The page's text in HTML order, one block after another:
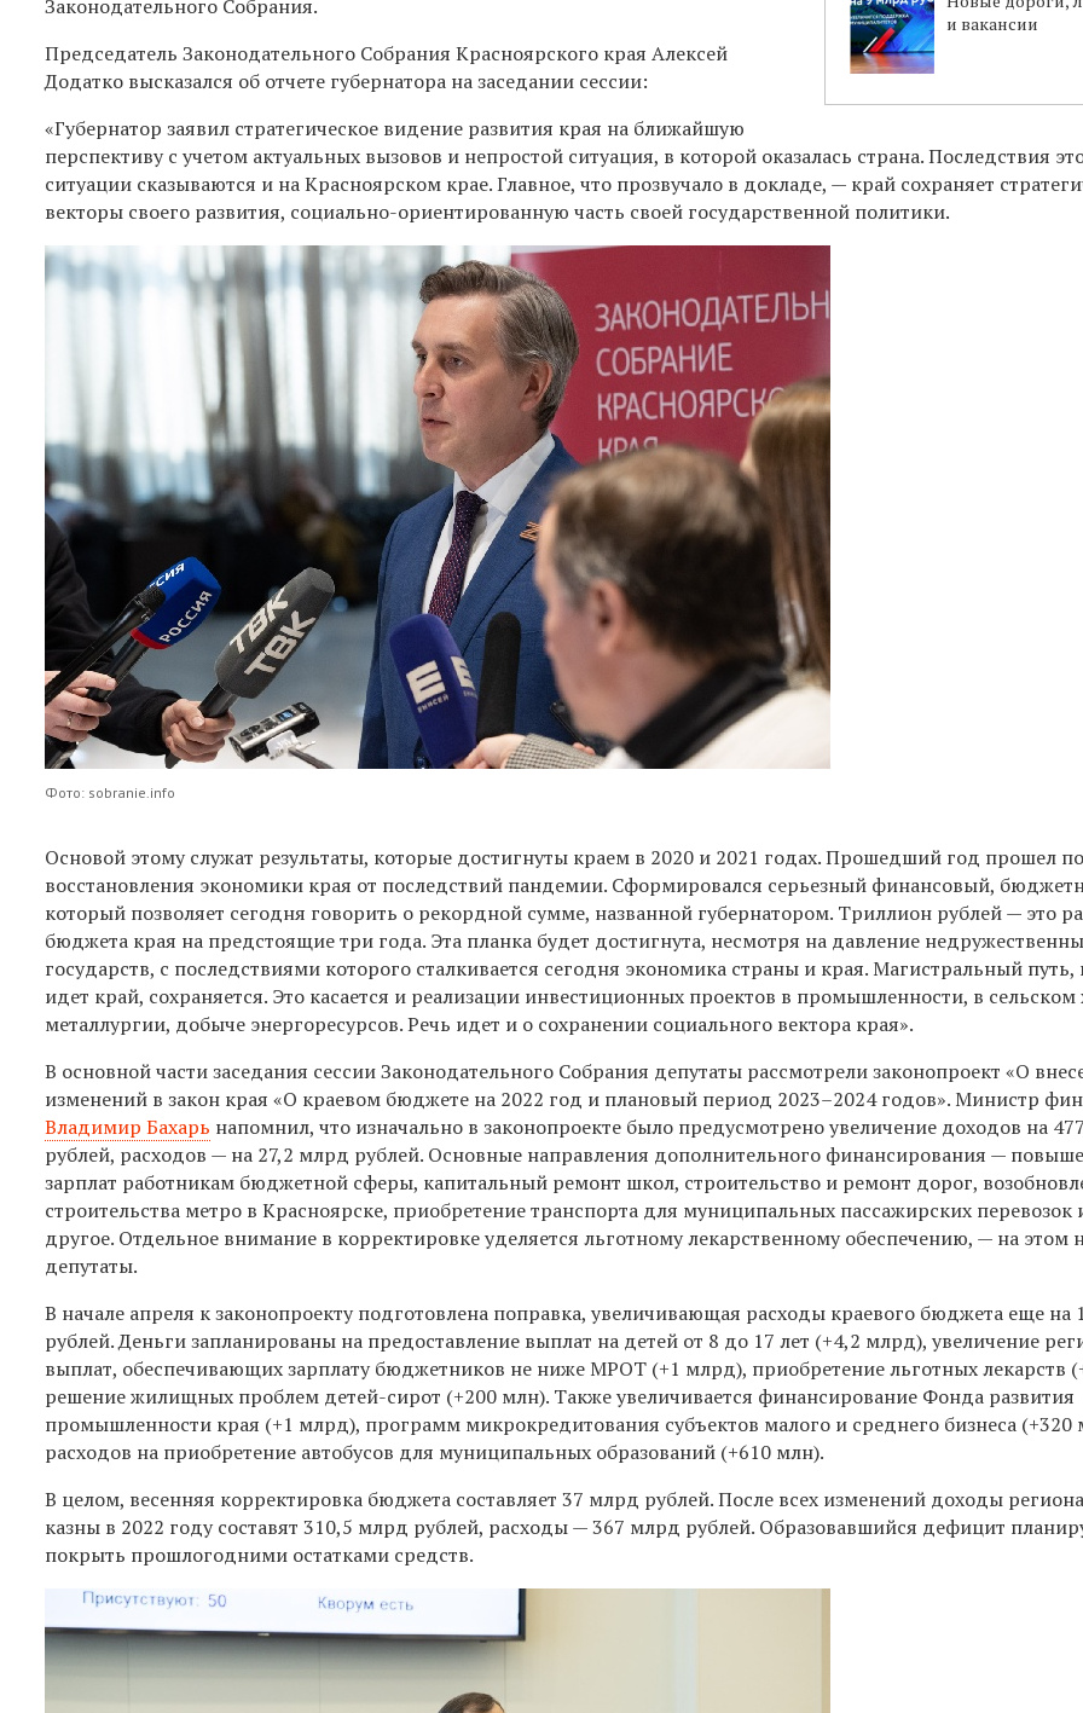
и вакансии
Законодательного Собрания.
Председатель Законодательного Собрания Красноярского края Алексей
Додатко высказался об отчете губернатора на заседании сессии:
«Губернатор заявил стратегическое видение развития края на ближайшую
перспективу с учетом актуальных вызовов и непростой ситуация, в которой оказалась страна. Последствия
ситуации сказываются и на Красноярском крае. Главное, что прозвучало в докладе, — край сохраняет
векторы своего развития, социально-ориентированную часть своей государственной политики.
Фото: sobranie.info
Основой этому служат результаты, которые достигнуты краем в 2020 и 2021 годах. Прошедший год прошел
восстановления экономики края от последствий пандемии. Сформировался серьезный финансовый,
который позволяет сегодня говорить о рекордной сумме, названной губернатором. Триллион рублей — это
бюджета края на предстоящие три года. Эта планка будет достигнута, несмотря на давление
государств, с последствиями которого сталкивается сегодня экономика страны и края. Магистральный
идет край, сохраняется. Это касается и реализации инвестиционных проектов в промышленности, в сельском
металлургии, добыче энергоресурсов. Речь идет и о сохранении социального вектора края».
В основной части заседания сессии Законодательного Собрания депутаты рассмотрели законопроект «О
изменений в закон края «О краевом бюджете на 2022 год и плановый период 2023–2024 годов». Министр
Владимир Бахарь напомнил, что изначально в законопроекте было предусмотрено увеличение доходов на
рублей, расходов — на 27,2 млрд рублей. Основные направления дополнительного финансирования —
зарплат работникам бюджетной сферы, капитальный ремонт школ, строительство и ремонт дорог,
строительства метро в Красноярске, приобретение транспорта для муниципальных пассажирских перевозок
другое. Отдельное внимание в корректировке уделяется льготному лекарственному обеспечению, — на этом
депутаты.
В начале апреля к законопроекту подготовлена поправка, увеличивающая расходы краевого бюджета еще на
рублей. Деньги запланированы на предоставление выплат на детей от 8 до 17 лет (+4,2 млрд), увеличение
выплат, обеспечивающих зарплату бюджетников не ниже МРОТ (+1 млрд), приобретение льготных лекарств
решение жилищных проблем детей-сирот (+200 млн). Также увеличивается финансирование Фонда развития
промышленности края (+1 млрд), программ микрокредитования субъектов малого и среднего бизнеса (+320
расходов на приобретение автобусов для муниципальных образований (+610 млн).
В целом, весенняя корректировка бюджета составляет 37 млрд рублей. После всех изменений доходы
казны в 2022 году составят 310,5 млрд рублей, расходы — 367 млрд рублей. Образовавшийся дефицит
покрыть прошлогодними остатками средств.